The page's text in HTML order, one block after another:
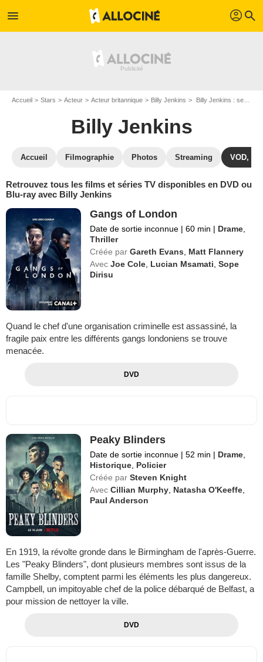
menu profil search
Accueil Stars Acteur Acteur britannique Billy Jenkins Billy Jenkins : ses Blu-Ray, DVD, VOD, SVOD
Billy Jenkins
Accueil Filmographie Photos Streaming VOD,
Retrouvez tous les films et séries TV disponibles en DVD ou
Blu-ray avec Billy Jenkins
Gangs of London
Date de sortie inconnue | 60 min | Drame
Thriller
Créée par Gareth Evans
Matt Flannery
Avec Joe Cole Lucian Msamati ,Sope
Dirisu
Quand le chef d'une organisation criminelle est assassiné, la
fragile paix entre les différents gangs londoniens se trouve
menacée.
DVD
Peaky Blinders
Date de sortie inconnue | 52 min | Drame
Historique Policier
Créée par Steven Knight
Avec Cillian Murphy Natasha O'Keeffe
Paul Anderson
En 1919, la révolte gronde dans le Birmingham de l'après-Guerre.
Les "Peaky Blinders", dont plusieurs membres sont issus de la
famille Shelby, comptent parmi les éléments les plus dangereux.
Campbell, un impitoyable chef de la police débarqué de Belfast, a
pour mission de nettoyer la ville.
DVD